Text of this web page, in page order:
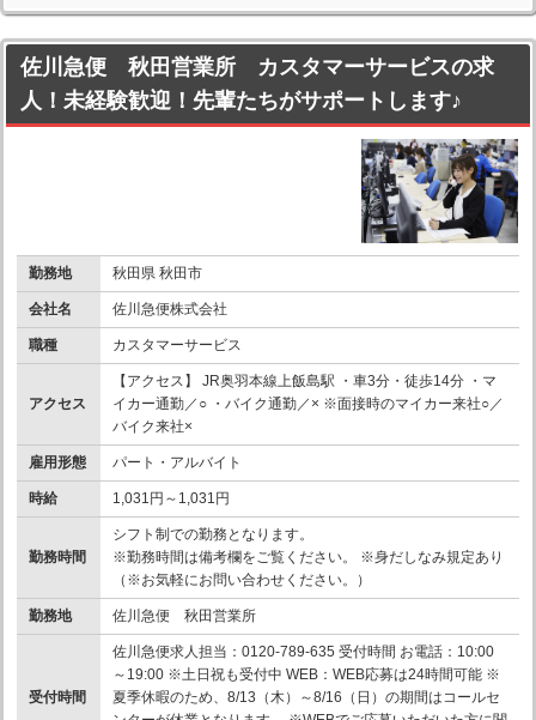
佐川急便 秋田営業所 カスタマーサービスの求
人！未経験歓迎！先輩たちがサポートします♪
勤務地 秋田県 秋田市
会社名 佐川急便株式会社
職種 カスタマーサービス
アクセス
【アクセス】 JR奥羽本線上飯島駅 ・車3分・徒歩14分 ・マ
イカー通勤／○ ・バイク通勤／× ※面接時のマイカー来社○／
バイク来社×
雇用形態 パート・アルバイト
時給 1,031円～1,031円
勤務時間
シフト制での勤務となります。
※勤務時間は備考欄をご覧ください。 ※身だしなみ規定あり
（※お気軽にお問い合わせください。）
勤務地 佐川急便 秋田営業所
受付時間
佐川急便求人担当：0120-789-635 受付時間 お電話：10:00
～19:00 ※土日祝も受付中 WEB：WEB応募は24時間可能 ※
夏季休暇のため、8/13（木）～8/16（日）の期間はコールセ